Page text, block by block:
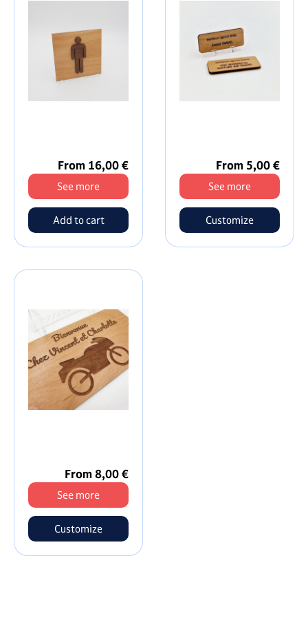
From 16,00 €
See more
From 5,00 €
See more
Customize
From 8,00 €
See more
Customize